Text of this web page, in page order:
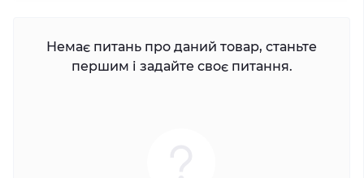
Немає питань про даний товар, станьте
першим і задайте своє питання.